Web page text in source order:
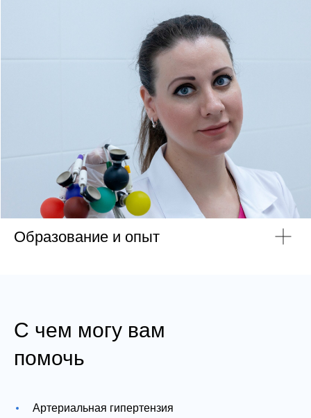
Образование и опыт
Артериальная гипертензия
С чем могу вам
помочь